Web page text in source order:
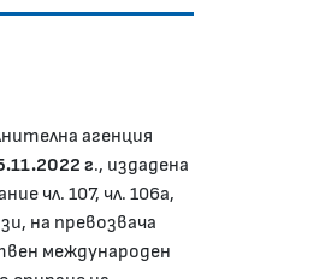
агенция
г., издадена
чл. 107, чл. 106а,
на превозвача
международен